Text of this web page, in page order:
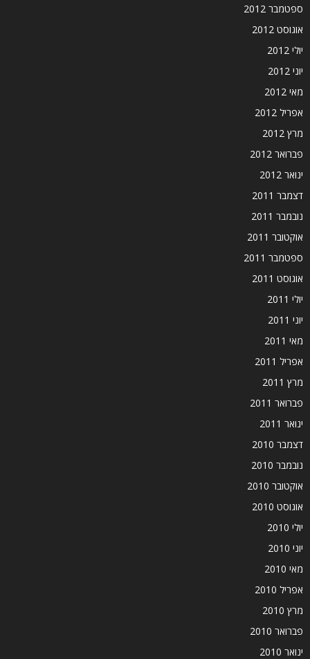
ספטמבר 2012
אוגוסט 2012
יולי 2012
יוני 2012
מאי 2012
אפריל 2012
מרץ 2012
פברואר 2012
ינואר 2012
דצמבר 2011
נובמבר 2011
אוקטובר 2011
ספטמבר 2011
אוגוסט 2011
יולי 2011
יוני 2011
מאי 2011
אפריל 2011
מרץ 2011
פברואר 2011
ינואר 2011
דצמבר 2010
נובמבר 2010
אוקטובר 2010
אוגוסט 2010
יולי 2010
יוני 2010
מאי 2010
אפריל 2010
מרץ 2010
פברואר 2010
ינואר 2010